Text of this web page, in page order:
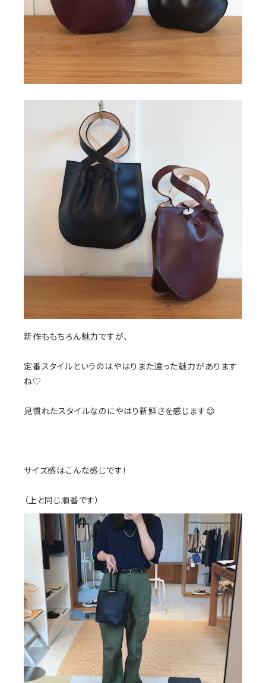
新作ももちろん魅力ですが、
定番スタイルというのはやはりまた違った魅力があります
ね♡
見慣れたスタイルなのにやはり新鮮さを感じます😊
サイズ感はこんな感じです！
（上と同じ順番です）